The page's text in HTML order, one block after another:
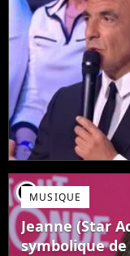
player2MUSIQUE
Jeanne (Star
symbolique